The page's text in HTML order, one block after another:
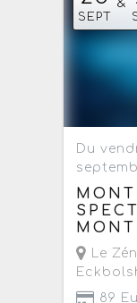
SEPT
&
Du
Le
89